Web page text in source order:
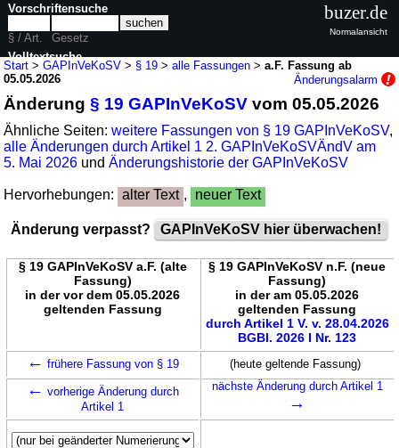
Start >GAPInVeKoSV > § 19 >alle Fassungen >a.F. Fassung ab
05.05.2026
Änderungsalarm
Änderung§ 19 GAPInVeKoSV vom 05.05.2026
Ähnliche Seiten:weitere Fassungen von § 19 GAPInVeKoSV,
alle Änderungen durch Artikel 1 2. GAPInVeKoSVÄndV am
5. Mai 2026 undÄnderungshistorie der GAPInVeKoSV
Hervorhebungen: alter Text , neuer Text
Änderung verpasst? GAPInVeKoSV hier überwachen!
§ 19 GAPInVeKoSV a.F. (alte
Fassung)
in der vor dem 05.05.2026
geltenden Fassung
§ 19 GAPInVeKoSV n.F. (neue
Fassung)
in der am 05.05.2026
geltenden Fassung
durch Artikel 1 V. v. 28.04.2026
BGBl. 2026 I Nr. 123
← frühere Fassung von § 19 (heute geltende Fassung)
← vorherige Änderung durch
Artikel 1
nächste Änderung durch Artikel 1
→
Vorschriftensuche
§ / Art.
Gesetz
Volltextsuche
buzer.de
Normalansicht